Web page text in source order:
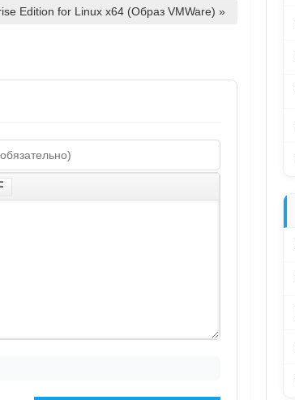
Edition for Linux x64 (Образ VMWare) »